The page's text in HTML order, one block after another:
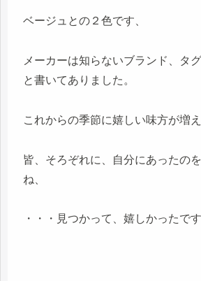
ベージュとの２色です、
メーカーは知らないブランド、タ
と書いてありました。
これからの季節に嬉しい味方が増え
皆、そろぞれに、自分にあったの
ね、
・・・見つかって、嬉しかったです